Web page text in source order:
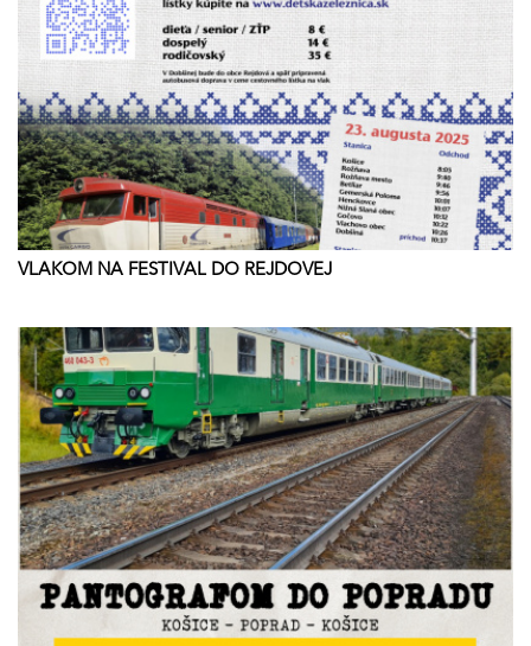
VLAKOM NA FESTIVAL DO REJDOVEJ